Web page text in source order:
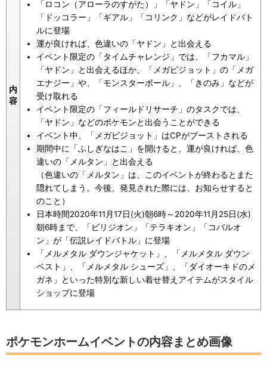
内
容
「ロコン（アローラのすがた）」「ヤドン」「コイル」
「ドッコラー」「ギアル」「コリンク」などがレイドバト
ルに登場
運が良ければ、色違いの「ヤドン」と出会える
イベント限定の「タイムチャレンジ」では、「フカマル」
「ヤドン」と出会えるほか、「メガピジョット」の「メガ
エナジー」や、「モンスターボール」、「きのみ」などが
受け取れる
イベント限定の「フィールドリサーチ」のタスクでは、
「ヤドン」などのポケモンと出会うことができる
イベント中、「メガピジョット」はCPがブーストされる
期間中に「ふしぎなはこ」を開けると、運が良ければ、色
違いの「メルタン」と出会える
（色違いの「メルタン」は、このイベントが終わるとまた
隠れてしまう。今後、発見された際には、お知らせすると
のこと）
日本時間2020年11月17日(火)朝6時～2020年11月25日(水)
朝6時まで、「ビリジオン」「テラキオン」「コバルオ
ン」が「伝説レイドバトル」に登場
「メルメタル ダウンジャケット」、「メルメタル ダウン
ベスト」、「メルメタル シューズ」、「ダイオーキドのメ
ガネ」といった特別な新しい着せ替えアイテムがスタイル
ショップに登場
ポケモンホームイベントの内容まとめ画像